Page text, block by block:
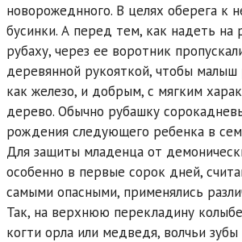
новорожеднного. В целях оберега к
бусинки. А перед тем, как надеть на
рубаху, через ее воротник
деревянной рукояткой, чтобы
как железо, и добрым, с мягким
дерево. Обычно рубашку
рождения следующего ребенка в
Для защиты младенца от
особенно в первые сорок дней,
самыми опасными, применялись
Так, на верхнюю перекладину
когти орла или медведя, волчьи